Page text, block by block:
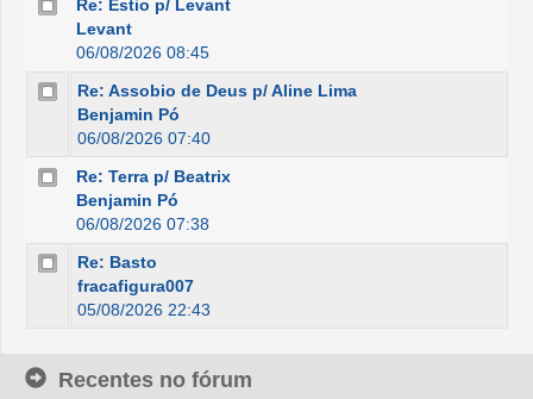
Re: Estio p/ Levant
Levant
06/08/2026 08:45
Re: Assobio de Deus p/ Aline Lima
Benjamin Pó
06/08/2026 07:40
Re: Terra p/ Beatrix
Benjamin Pó
06/08/2026 07:38
Re: Basto
fracafigura007
05/08/2026 22:43
Recentes no fórum